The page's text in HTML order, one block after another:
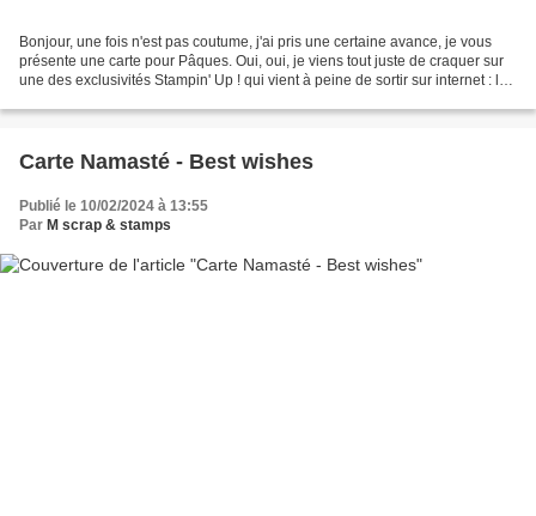
Bonjour, une fois n'est pas coutume, j'ai pris une certaine avance, je vous
présente une carte pour Pâques. Oui, oui, je viens tout juste de craquer sur
une des exclusivités Stampin' Up ! qui vient à peine de sortir sur internet : le
Carte Namasté - Best wishes
Publié le 10/02/2024 à 13:55
Par M scrap & stamps